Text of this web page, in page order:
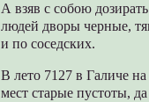
А взяв с собою
людей двоpы чеpные,
и по соседских.
В лето 7127 в Галиче
мест стаpые пустоты,